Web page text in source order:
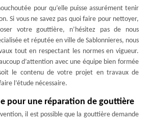
pour qu’elle puisse assurément tenir
Si vous ne savez pas quoi faire pour nettoyer,
votre gouttière, n’hésitez pas de nous
et réputée en ville de Sablonnieres, nous
tout en respectant les normes en vigueur.
d’attention avec une équipe bien formée
le contenu de votre projet en travaux de
l’étude nécessaire.
pour une réparation de gouttière
il est possible que la gouttière demande